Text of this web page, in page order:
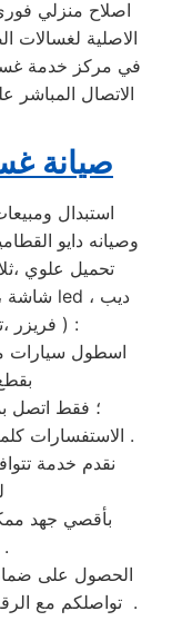
اصلاح منزلي
الاصلية
في مركز خدمة
الاتصال المباشر
صيانة
وصيانه دايو
تحميل علوي
فريزر ،تكييف شباك ،تكييف اسبليت ، دراير ) :
اسطول سيارات
؛ فقط اتصل
الاستفسارات كلمنا علي رقم توكيل دايو القطامية المختصر .
نقدم خدمة
بأقصي جهد
الساخن 01210999852 .
الحصول على
تواصلكم مع الرقم المختصر لصيانه دايو القطامية بالقطامية .